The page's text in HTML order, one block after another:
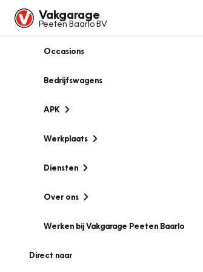
Vakgarage
Peeten Baarlo BV
Occasions
Bedrijfswagens
APK
Werkplaats
Diensten
Over ons
Werken bij Vakgarage Peeten Baarlo
Direct naar